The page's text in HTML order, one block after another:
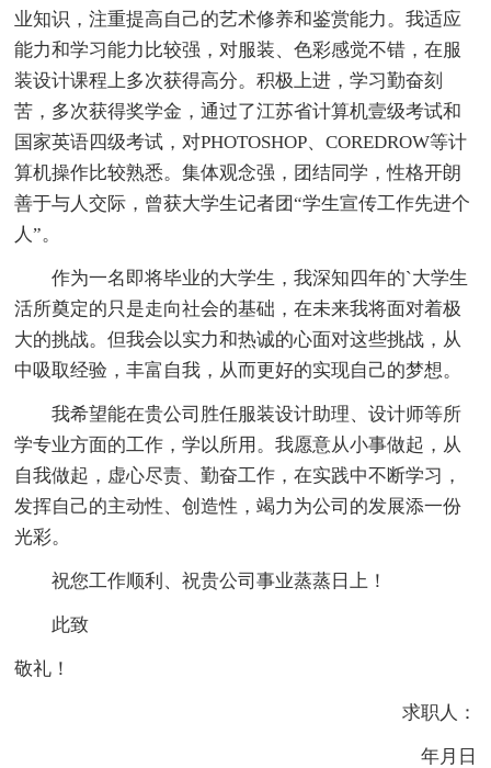
业知识，注重提高自己的艺术修养和鉴赏能力。我适应
能力和学习能力比较强，对服装、色彩感觉不错，在服
装设计课程上多次获得高分。积极上进，学习勤奋刻
苦，多次获得奖学金，通过了江苏省计算机壹级考试和
国家英语四级考试，对PHOTOSHOP、COREDROW等计
算机操作比较熟悉。集体观念强，团结同学，性格开朗
善于与人交际，曾获大学生记者团“学生宣传工作先进个
人”。
作为一名即将毕业的大学生，我深知四年的`大学生
活所奠定的只是走向社会的基础，在未来我将面对着极
大的挑战。但我会以实力和热诚的心面对这些挑战，从
中吸取经验，丰富自我，从而更好的实现自己的梦想。
我希望能在贵公司胜任服装设计助理、设计师等所
学专业方面的工作，学以所用。我愿意从小事做起，从
自我做起，虚心尽责、勤奋工作，在实践中不断学习，
发挥自己的主动性、创造性，竭力为公司的发展添一份
光彩。
祝您工作顺利、祝贵公司事业蒸蒸日上！
此致
敬礼！
求职人：
年月日